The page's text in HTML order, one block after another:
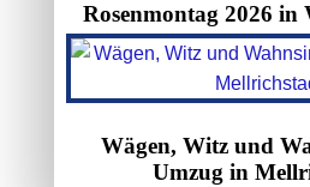
Rosenmontag 2026 in
Wägen, Witz und
Umzug in